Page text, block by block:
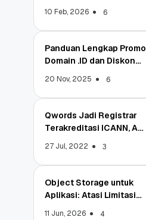
10 Feb, 2026 6
Panduan Lengkap Promo
Domain .ID dan Diskon
20 Nov, 2025 6
Qwords Jadi Registrar
Terakreditasi ICANN, Apa
27 Jul, 2022 3
Object Storage untuk
Aplikasi: Atasi Limitasi
11 Jun, 2026 4